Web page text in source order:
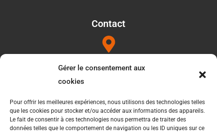
Gérer le consentement aux
cookies
Pour offrir les meilleures expériences, nous utilisons des technologies telles
que les cookies pour stocker et/ou accéder aux informations des appareils.
Le fait de consentir à ces technologies nous permettra de traiter des
données telles que le comportement de navigation ou les ID uniques sur ce
Contact
1052b les Touilleres 85440 Talmont saint hilaire
Téléphone